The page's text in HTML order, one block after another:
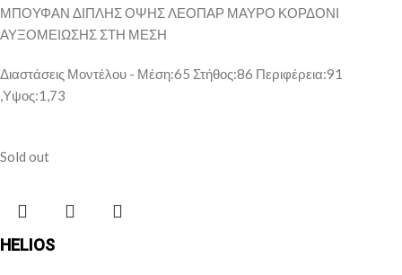
ΜΠΟΥΦΑΝ ΔΙΠΛΗΣ ΟΨΗΣ ΛΕΟΠΑΡ ΜΑΥΡΟ ΚΟΡΔΟΝΙ
ΑΥΞΟΜΕΙΩΣΗΣ ΣΤΗ ΜΕΣΗ
Διαστάσεις Μοντέλου - Μέση:65 Στήθος:86 Περιφέρεια:91
,Υψος:1,73
Sold out
HELIOS